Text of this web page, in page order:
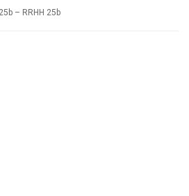
– RRHH 25b